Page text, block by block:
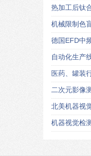
热加工后钛
机械限制色
德国EFD中
自动化生产
医药、罐装
二次元影像
北美机器视
机器视觉检